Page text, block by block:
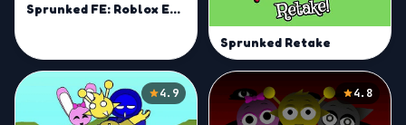
Sprunked FE: Roblox Edition
Sprunked Retake
4.9 4.8